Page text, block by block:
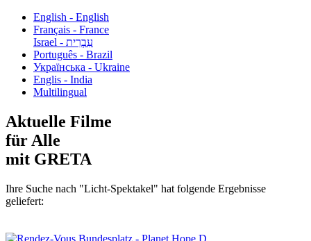
English - English
Français - France
עִבְרִית - Israel
Português - Brazil
Українська - Ukraine
Englis - India
Multilingual
Aktuelle Filme
für Alle
mit GRETA
Ihre Suche nach "Licht-Spektakel" hat folgende Ergebnisse
geliefert: